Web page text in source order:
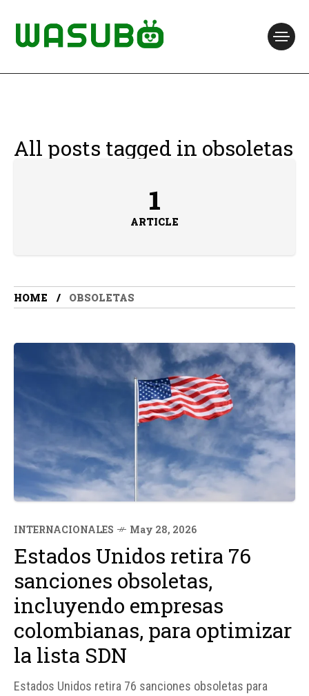
All posts tagged in obsoletas
1
ARTICLE
HOME OBSOLETAS
INTERNACIONALES May 28, 2026
Estados Unidos retira 76
sanciones obsoletas,
incluyendo empresas
colombianas, para optimizar
la lista SDN
Estados Unidos retira 76 sanciones obsoletas para